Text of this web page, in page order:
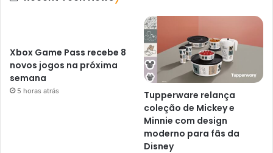
Xbox Game Pass recebe 8
novos jogos na próxima
semana
5 horas atrás
Tupperware relança
coleção de Mickey e
Minnie com design
moderno para fãs da
Disney